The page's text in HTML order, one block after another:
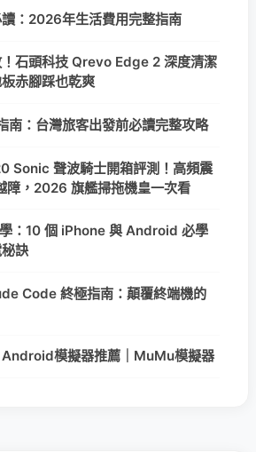
：2026年生活費用完整指南
石頭科技 Qrevo Edge 2 深度清潔
赤腳踩也乾爽
南：台灣旅客出發前必讀完整攻略
Sonic 聲波騎士開箱評測！高頻震
障，2026 旗艦掃拖機皇一次看
：10 個 iPhone 與 Android 必學
訣
Code 終極指南：顛覆終端機的
Android模擬器推薦｜MuMu模擬器